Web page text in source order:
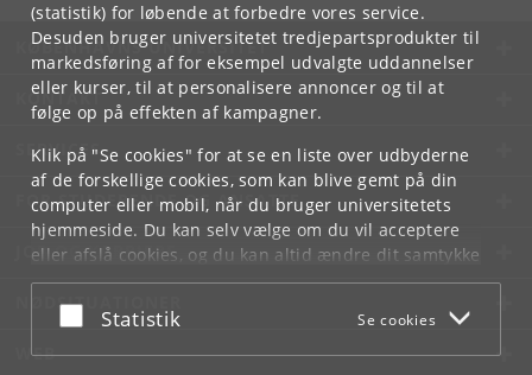
(statistik) for løbende at forbedre vores service.
Desuden bruger universitetet tredjepartsprodukter til
markedsføring af for eksempel udvalgte uddannelser
eller kurser, til at personalisere annoncer og til at
følge op på effekten af kampagner.
Klik på "Se cookies" for at se en liste over udbyderne
af de forskellige cookies, som kan blive gemt på din
computer eller mobil, når du bruger universitetets
hjemmeside. Du kan selv vælge om du vil acceptere
eller afslå cookies, og du kan altid ændre dit samtykke
underCookie- og privatlivspolitiksom du finder i
bunden af hver side.
Acceptér eller afslå
Statistik Se cookies
KØBENHAVNS UNIVERSITET
KONTAKT
SERVICES
FOR STUDERENDE OG ANSATTE
JOB OG KARRIERE
NØDSITUATIONER
WEB